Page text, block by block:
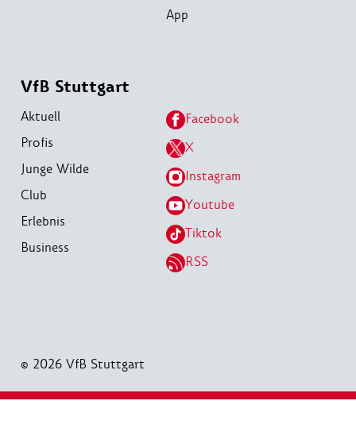
App
VfB Stuttgart
Aktuell
Profis
Junge Wilde
Club
Erlebnis
Business
Facebook
X
Instagram
Youtube
Tiktok
RSS
© 2026 VfB Stuttgart